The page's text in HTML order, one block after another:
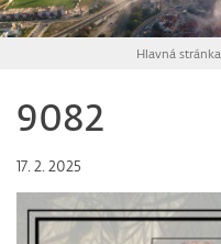
Hlavná stránka
9082
17. 2. 2025